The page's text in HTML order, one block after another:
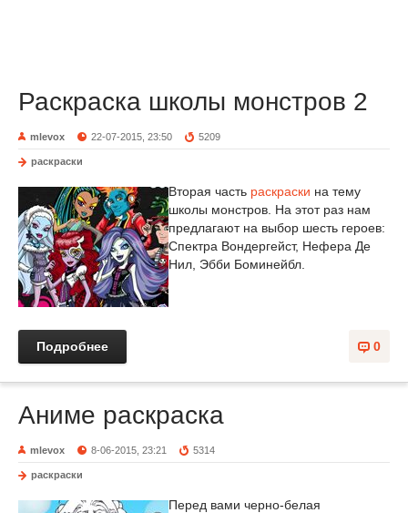
Раскраска школы монстров 2
mlevox 22-07-2015, 23:50 5209
раскраски
Вторая часть раскраски на тему
школы монстров. На этот раз нам
предлагают на выбор шесть героев:
Спектра Вондергейст, Нефера Де
Нил, Эбби Боминейбл.
0
Подробнее
Аниме раскраска
mlevox 8-06-2015, 23:21 5314
раскраски
Перед вами черно-белая